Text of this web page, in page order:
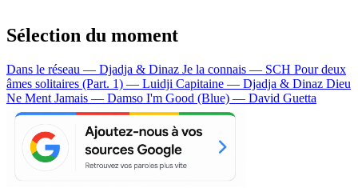
Sélection du moment
Dans le réseau — Djadja & Dinaz Je la connais — SCH Pour deux
âmes solitaires (Part. 1) — Luidji Capitaine — Djadja & Dinaz Dieu
Ne Ment Jamais — Damso I'm Good (Blue) — David Guetta